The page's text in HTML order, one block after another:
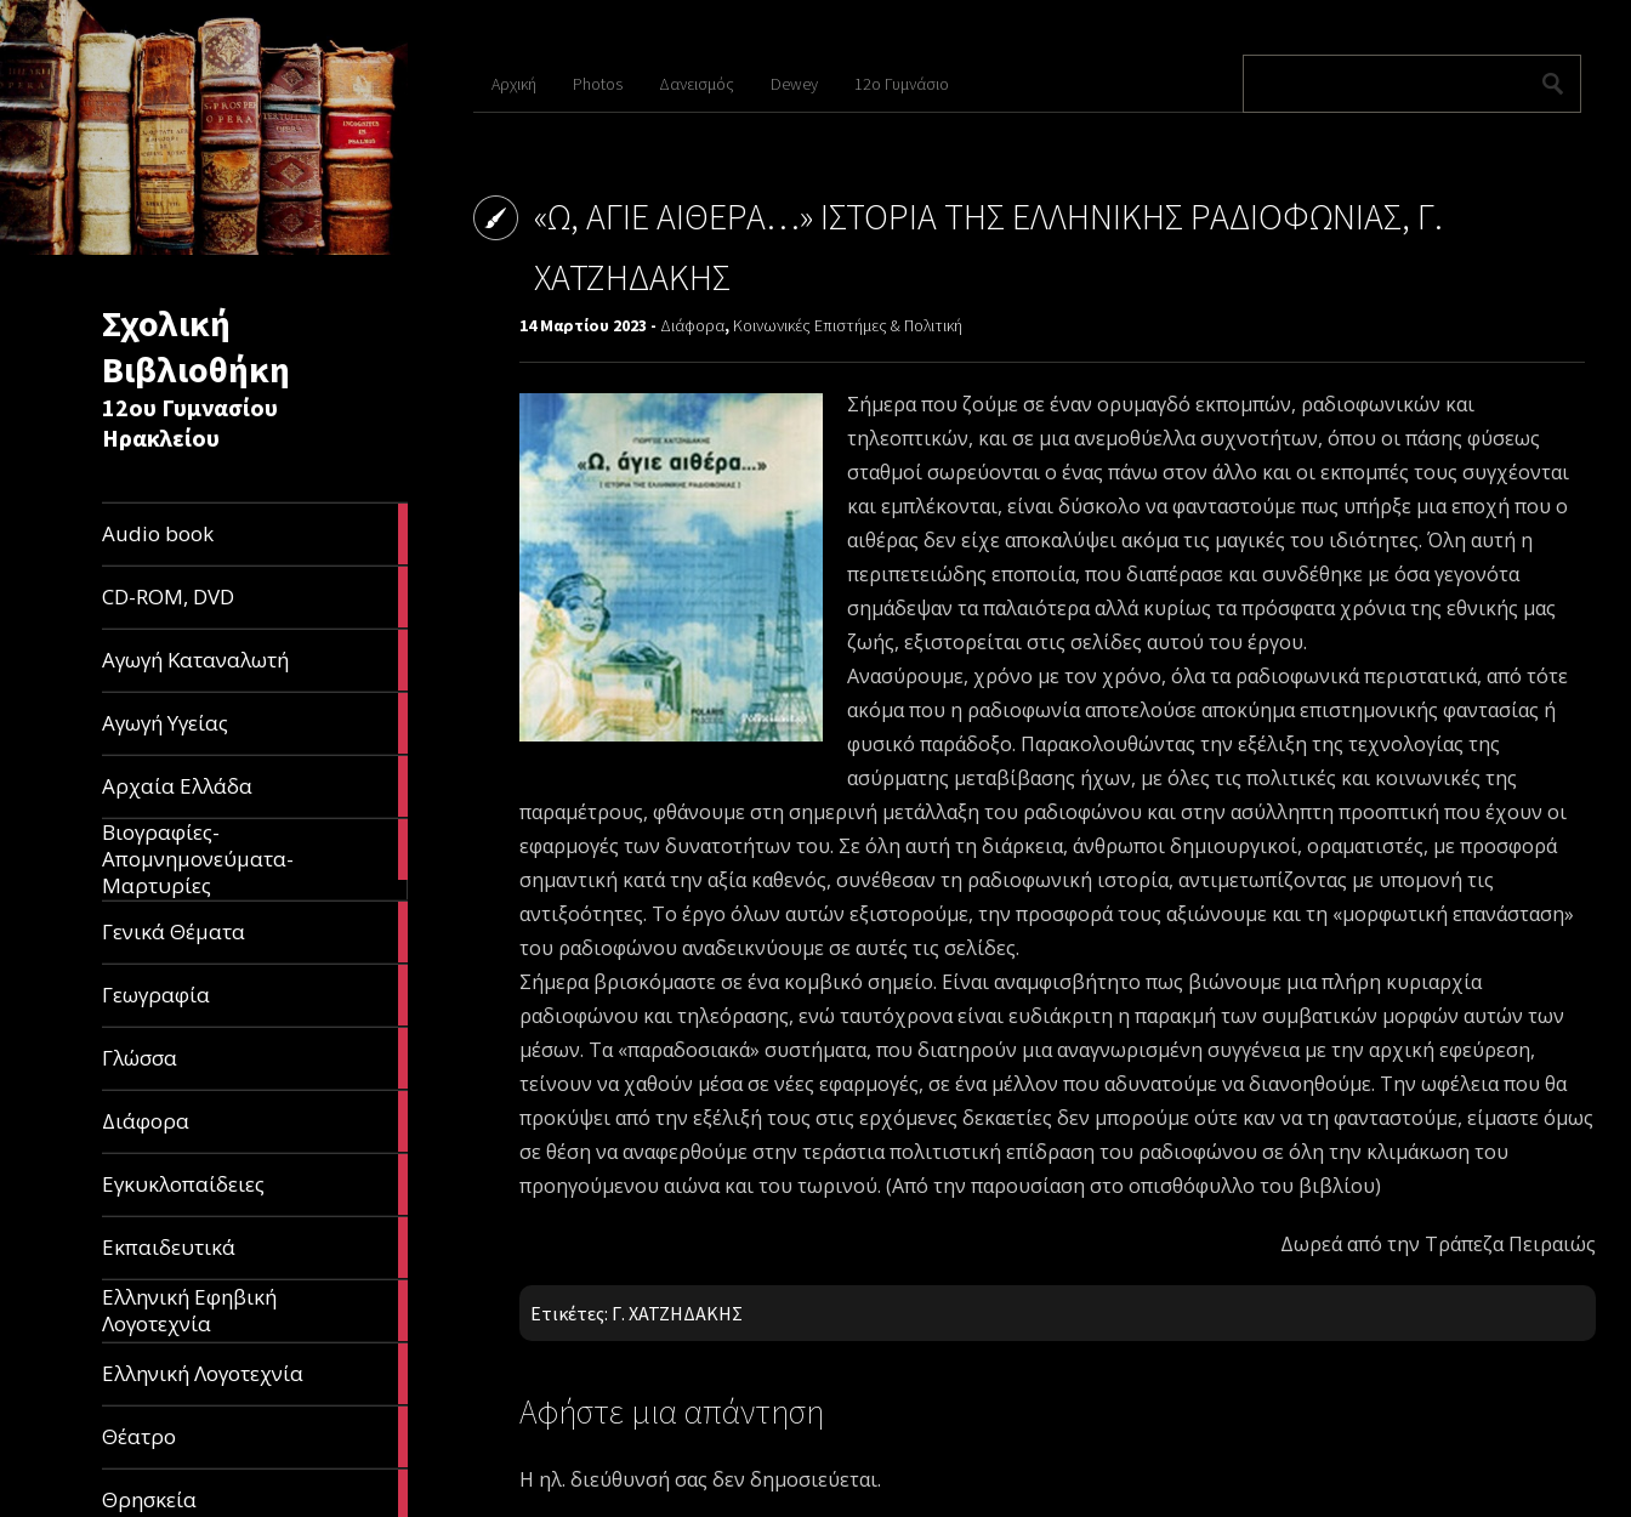
Σχολική
Βιβλιοθήκη
12ου Γυμνασίου
Ηρακλείου
Audio book
CD-ROM, DVD
Αγωγή Καταναλωτή
Αγωγή Υγείας
Αρχαία Ελλάδα
Βιογραφίες-
Απομνημονεύματα-
Μαρτυρίες
Γενικά Θέματα
Γεωγραφία
Γλώσσα
Διάφορα
Εγκυκλοπαίδειες
Εκπαιδευτικά
Ελληνική Εφηβική
Λογοτεχνία
Ελληνική Λογοτεχνία
Θέατρο
Θρησκεία
Αρχική Photos Δανεισμός Dewey 12ο Γυμνάσιο
«Ω, ΑΓΙΕ ΑΙΘΕΡΑ…» ΙΣΤΟΡΙΑ ΤΗΣ ΕΛΛΗΝΙΚΗΣ ΡΑΔΙΟΦΩΝΙΑΣ, Γ.
ΧΑΤΖΗΔΑΚΗΣ
14 Μαρτίου 2023 - Διάφορα, Κοινωνικές Επιστήμες & Πολιτική
Σήμερα που ζούμε σε έναν ορυμαγδό εκπομπών, ραδιοφωνικών και
τηλεοπτικών, και σε μια ανεμοθύελλα συχνοτήτων, όπου οι πάσης φύσεως
σταθμοί σωρεύονται ο ένας πάνω στον άλλο και οι εκπομπές τους συγχέονται
και εμπλέκονται, είναι δύσκολο να φανταστούμε πως υπήρξε μια εποχή που ο
αιθέρας δεν είχε αποκαλύψει ακόμα τις μαγικές του ιδιότητες. Όλη αυτή η
περιπετειώδης εποποιία, που διαπέρασε και συνδέθηκε με όσα γεγονότα
σημάδεψαν τα παλαιότερα αλλά κυρίως τα πρόσφατα χρόνια της εθνικής μας
ζωής, εξιστορείται στις σελίδες αυτού του έργου.
Ανασύρουμε, χρόνο με τον χρόνο, όλα τα ραδιοφωνικά περιστατικά, από τότε
ακόμα που η ραδιοφωνία αποτελούσε αποκύημα επιστημονικής φαντασίας ή
φυσικό παράδοξο. Παρακολουθώντας την εξέλιξη της τεχνολογίας της
ασύρματης μεταβίβασης ήχων, με όλες τις πολιτικές και κοινωνικές της
παραμέτρους, φθάνουμε στη σημερινή μετάλλαξη του ραδιοφώνου και στην ασύλληπτη προοπτική που έχουν οι
εφαρμογές των δυνατοτήτων του. Σε όλη αυτή τη διάρκεια, άνθρωποι δημιουργικοί, οραματιστές, με προσφορά
σημαντική κατά την αξία καθενός, συνέθεσαν τη ραδιοφωνική ιστορία, αντιμετωπίζοντας με υπομονή τις
αντιξοότητες. Το έργο όλων αυτών εξιστορούμε, την προσφορά τους αξιώνουμε και τη «μορφωτική επανάσταση»
του ραδιοφώνου αναδεικνύουμε σε αυτές τις σελίδες.
Σήμερα βρισκόμαστε σε ένα κομβικό σημείο. Είναι αναμφισβήτητο πως βιώνουμε μια πλήρη κυριαρχία
ραδιοφώνου και τηλεόρασης, ενώ ταυτόχρονα είναι ευδιάκριτη η παρακμή των συμβατικών μορφών αυτών των
μέσων. Τα «παραδοσιακά» συστήματα, που διατηρούν μια αναγνωρισμένη συγγένεια με την αρχική εφεύρεση,
τείνουν να χαθούν μέσα σε νέες εφαρμογές, σε ένα μέλλον που αδυνατούμε να διανοηθούμε. Την ωφέλεια που θα
προκύψει από την εξέλιξή τους στις ερχόμενες δεκαετίες δεν μπορούμε ούτε καν να τη φανταστούμε, είμαστε όμως
σε θέση να αναφερθούμε στην τεράστια πολιτιστική επίδραση του ραδιοφώνου σε όλη την κλιμάκωση του
προηγούμενου αιώνα και του τωρινού. (Από την παρουσίαση στο οπισθόφυλλο του βιβλίου)
Δωρεά από την Τράπεζα Πειραιώς
Ετικέτες: Γ. ΧΑΤΖΗΔΑΚΗΣ
Αφήστε μια απάντηση
Η ηλ. διεύθυνσή σας δεν δημοσιεύεται.